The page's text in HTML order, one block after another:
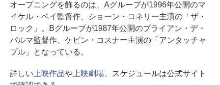
オープニングを飾るのは、Aグループが1996年公開のマ
イケル・ベイ監督作、ショーン・コネリー主演の「ザ・
ロック」。Bグループが1987年公開のブライアン・デ・
パルマ監督作、ケビン・コスナー主演の「アンタッチャ
ブル」となっている。
詳しい 上映作品や上映劇場、スケジュールは公式サイト